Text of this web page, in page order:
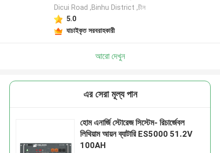
Dicui Road ,Binhu District ,চীন
5.0
যাচাইকৃত সরবরাহকারী
আরো দেখুন
এর সেরা মূল্য পান
হোম এনার্জি স্টোরেজ সিস্টেম- রিচার্জেবল
লিথিয়াম আয়ন ব্যাটারি ES5000 51.2V
100AH